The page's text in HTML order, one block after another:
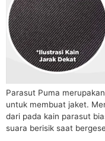
Parasut Puma
untuk membuat jaket.
dari pada kain parasut
suara berisik saat